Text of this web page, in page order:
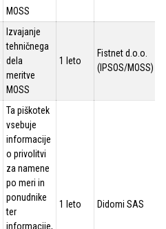
MOSS
Izvajanje
tehničnega
dela
meritve
MOSS
1 leto
Fistnet d.o.o.
(IPSOS/MOSS)
Ta piškotek
vsebuje
informacije
o privolitvi
za namene
po meri in
ponudnike
ter
informacije,
1 leto Didomi SAS